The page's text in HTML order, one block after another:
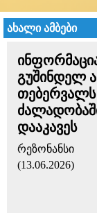
ახალი ამბები
გუშინდელ
დააკავეს
რეზონანსი
(13.06.2026)